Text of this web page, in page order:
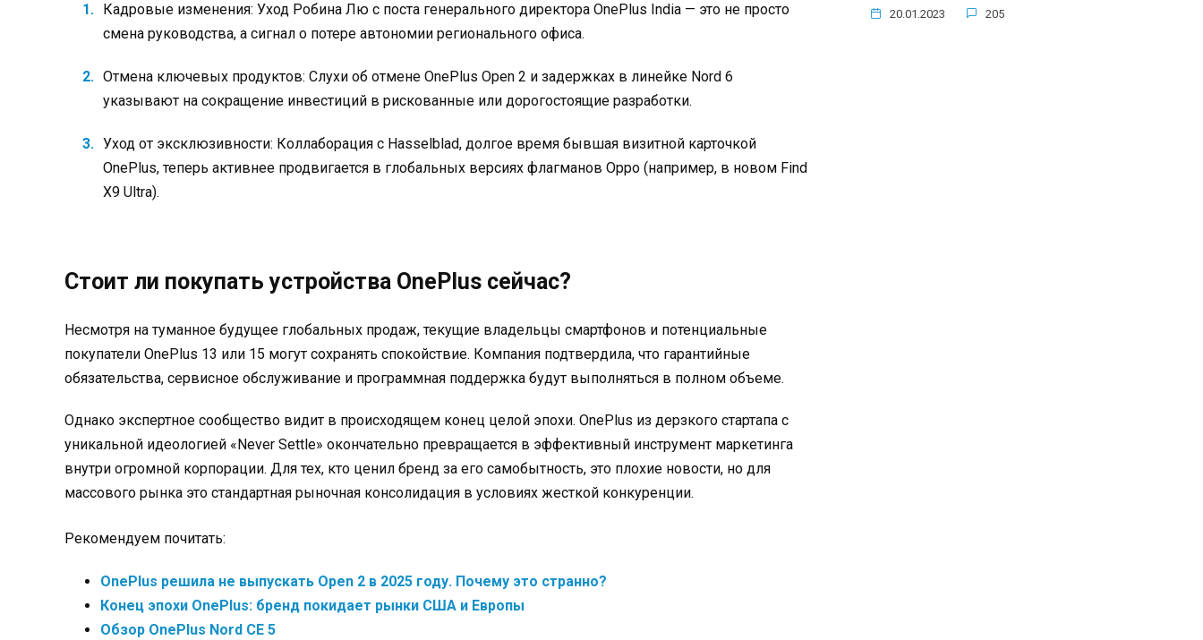
Кадровые изменения: Уход Робина Лю с поста генерального директора OnePlus India — это не просто
смена руководства, а сигнал о потере автономии регионального офиса.
Отмена ключевых продуктов: Слухи об отмене OnePlus Open 2 и задержках в линейке Nord 6
указывают на сокращение инвестиций в рискованные или дорогостоящие разработки.
Уход от эксклюзивности: Коллаборация с Hasselblad, долгое время бывшая визитной карточкой
OnePlus, теперь активнее продвигается в глобальных версиях флагманов Oppo (например, в новом Find
X9 Ultra).
Стоит ли покупать устройства OnePlus сейчас?
Несмотря на туманное будущее глобальных продаж, текущие владельцы смартфонов и потенциальные
покупатели OnePlus 13 или 15 могут сохранять спокойствие. Компания подтвердила, что гарантийные
обязательства, сервисное обслуживание и программная поддержка будут выполняться в полном объеме.
Однако экспертное сообщество видит в происходящем конец целой эпохи. OnePlus из дерзкого стартапа с
уникальной идеологией «Never Settle» окончательно превращается в эффективный инструмент маркетинга
внутри огромной корпорации. Для тех, кто ценил бренд за его самобытность, это плохие новости, но для
массового рынка это стандартная рыночная консолидация в условиях жесткой конкуренции.
Рекомендуем почитать:
OnePlus решила не выпускать Open 2 в 2025 году. Почему это странно?
Конец эпохи OnePlus: бренд покидает рынки США и Европы
Обзор OnePlus Nord CE 5
20.01.2023 205